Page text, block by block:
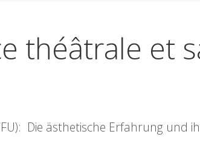
théâtrale et
FU): Die ästhetische Erfahrung und